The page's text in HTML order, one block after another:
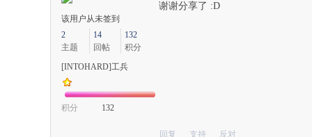
该用户从未签到
2
主题
14
回帖
132
积分
[INTOHARD]工兵
积分 132
谢谢分享了 :D
回复 支持 反对